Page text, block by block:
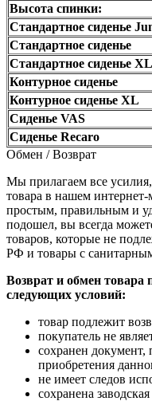
Высота спинки:
Стандартное сиденье
Стандартное сиденье
Стандартное сиденье XL
Контурное сиденье
Контурное сиденье XL
Сиденье VAS
Сиденье Recaro
Обмен / Возврат
Мы прилагаем все
товара в нашем
простым, правильным и
подошел, вы всегда
товаров, которые не
РФ и товары с
Возврат и обмен товара
следующих условий:
товар подлежит
покупатель не
сохранен
приобретения
не имеет следов
сохранена